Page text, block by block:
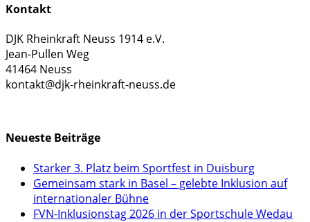
Kontakt
DJK Rheinkraft Neuss 1914 e.V.
Jean-Pullen Weg
41464 Neuss
kontakt@djk-rheinkraft-neuss.de
Neueste Beiträge
Starker 3. Platz beim Sportfest in Duisburg
Gemeinsam stark in Basel – gelebte Inklusion auf
internationaler Bühne
FVN-Inklusionstag 2026 in der Sportschule Wedau